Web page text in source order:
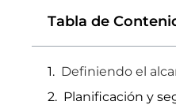
Tabla de
Definiendo el
Planificación y